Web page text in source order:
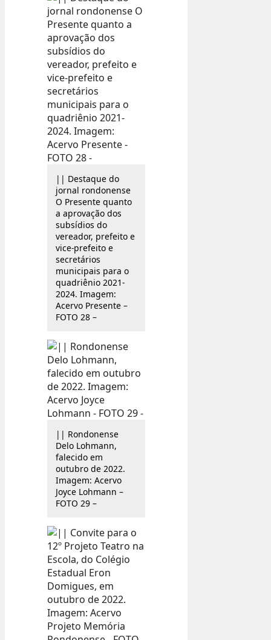
|| Destaque do
jornal rondonense
O Presente quanto
a aprovação dos
subsídios do
vereador, prefeito e
vice-prefeito e
secretários
municipais para o
quadriênio 2021-
2024. Imagem:
Acervo Presente –
FOTO 28 –
|| Rondonense
Delo Lohmann,
falecido em
outubro de 2022.
Imagem: Acervo
Joyce Lohmann –
FOTO 29 –